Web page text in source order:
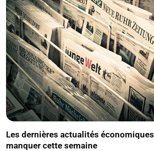
Les dernières actualités
manquer cette semaine